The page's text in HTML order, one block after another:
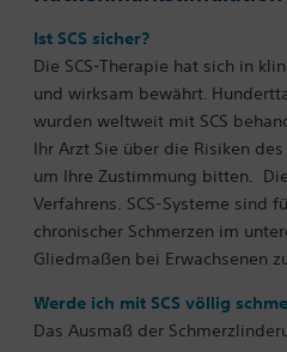
Ist SCS sicher?
Die SCS-Therapie hat sich in
und wirksam bewährt.
wurden weltweit mit SCS
Ihr Arzt Sie über die Risiken
um Ihre Zustimmung bitten.
Verfahrens. SCS-Systeme sind
chronischer Schmerzen im
Gliedmaßen bei Erwachsenen
Werde ich mit SCS völlig
Das Ausmaß der